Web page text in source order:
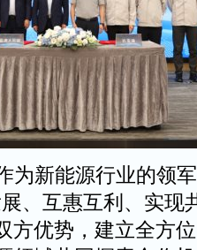
新能源行业的领
、互惠互利、实现
方优势，建立全方